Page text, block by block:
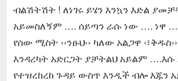
ብልሽትሽት ! ለነገሩ ይሄን እንኳን እድል
አይመስለኝም …. ሰይጣን ራሱ ነው …. ነዋ
የሰው ሚስት ‹‹ንፁህ›› ካለው አልጋዋ
እንዳረካት አድርጋት ያቻትልህ አይልም
የተዝረከረከ ጉዳይ ውስጥ እንዲች ብሎ እጁን